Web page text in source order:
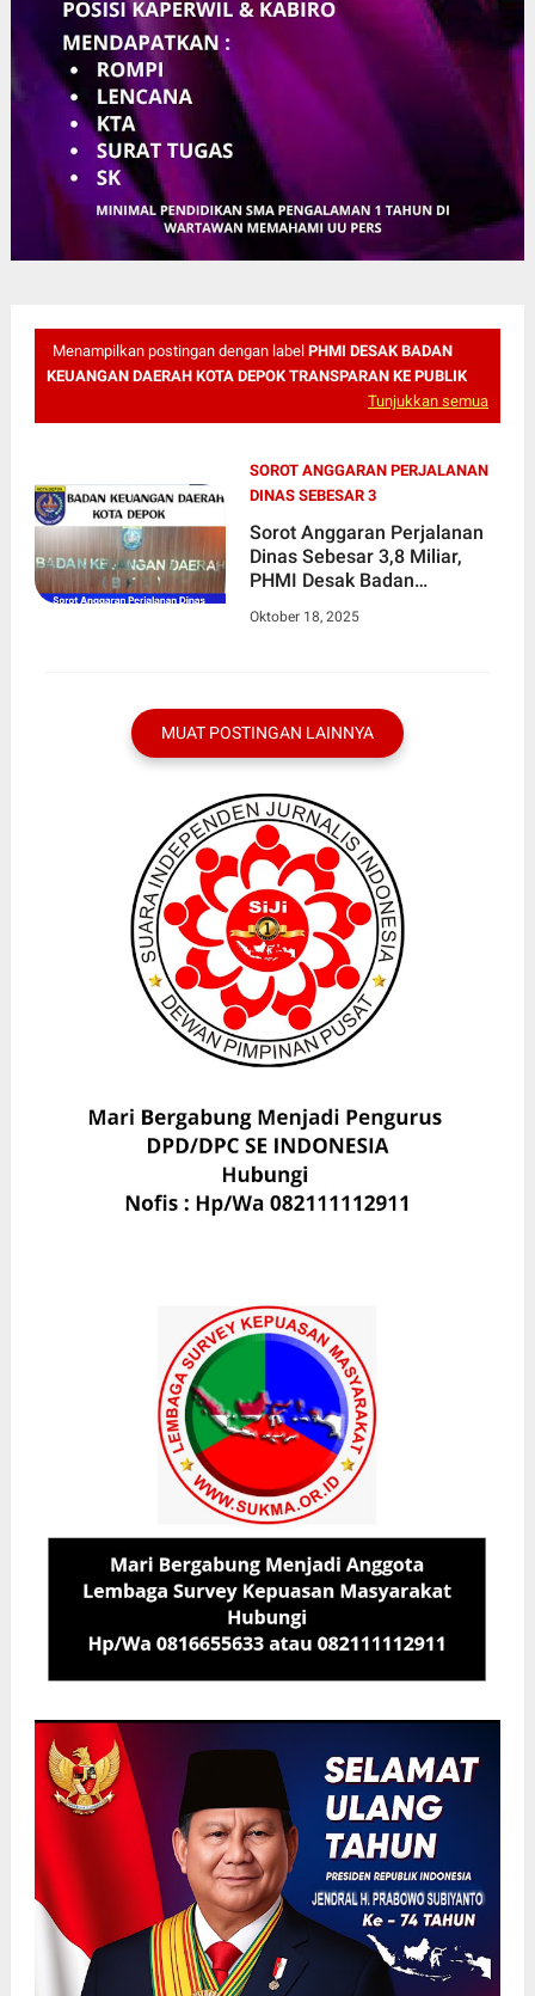
Menampilkan postingan dengan label PHMI DESAK BADAN
KEUANGAN DAERAH KOTA DEPOK TRANSPARAN KE PUBLIK
Tunjukkan semua
SOROT ANGGARAN PERJALANAN
DINAS SEBESAR 3
Sorot Anggaran Perjalanan
Dinas Sebesar 3,8 Miliar,
PHMI Desak Badan
Depok Transparan Ke Publik
Oktober 18, 2025
MUAT POSTINGAN LAINNYA